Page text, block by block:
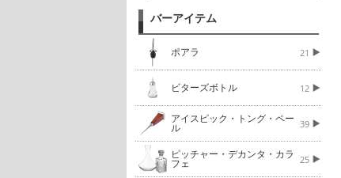
バーアイテム
ポアラ 21
ビターズボトル 12
アイスピック・トング・ペー
ル 39
ピッチャー・デカンタ・カラ
フェ 25